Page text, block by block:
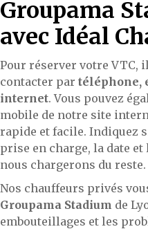
Groupama
avec Idéal
Pour réserver votre VTC,
contacter par téléphone,
internet. Vous pouvez
mobile de notre site
rapide et facile. Indiquez
prise en charge, la date et
nous chargerons du reste.
Nos chauffeurs privés
Groupama Stadium de
embouteillages et les